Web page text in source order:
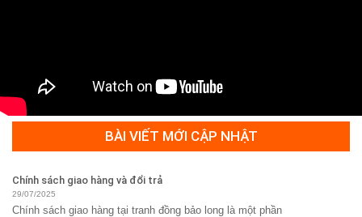
BÀI VIẾT MỚI CẬP NHẬT
Chính sách giao hàng và đổi trả
29/07/2025
Chính sách giao hàng tại tranh đồng bảo long là một phần